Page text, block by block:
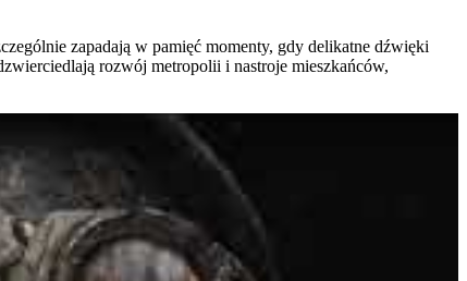
zapadają w pamięć momenty, gdy delikatne dźwięki
rozwój metropolii i nastroje mieszkańców,